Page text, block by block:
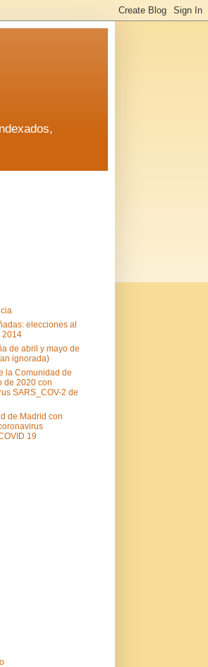
elecciones al
2014
de abril y mayo de
ignorada)
la Comunidad de
de 2020 con
SARS_COV-2 de
de Madrid con
19